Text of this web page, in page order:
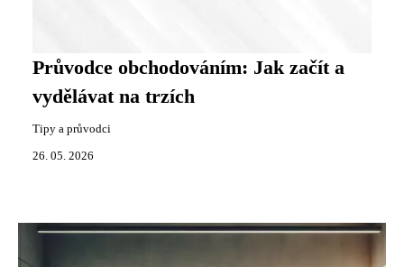
Průvodce obchodováním: Jak začít a
vydělávat na trzích
Tipy a průvodci
26. 05. 2026